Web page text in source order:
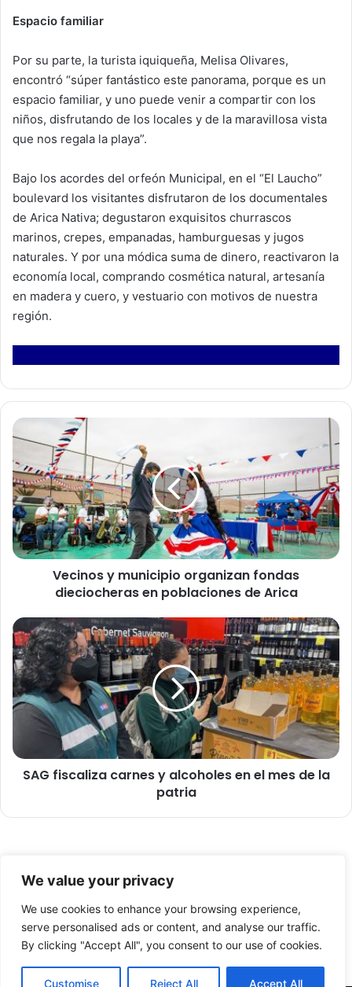
We value your privacy
We use cookies to enhance your browsing experience,
serve personalised ads or content, and analyse our traffic.
By clicking "Accept All", you consent to our use of cookies.
Customise Reject All Accept All
Espacio familiar
Por su parte, la turista iquiqueña, Melisa Olivares,
encontró “súper fantástico este panorama, porque es un
espacio familiar, y uno puede venir a compartir con los
niños, disfrutando de los locales y de la maravillosa vista
que nos regala la playa”.
Bajo los acordes del orfeón Municipal, en el “El Laucho”
boulevard los visitantes disfrutaron de los documentales
de Arica Nativa; degustaron exquisitos churrascos
marinos, crepes, empanadas, hamburguesas y jugos
naturales. Y por una módica suma de dinero, reactivaron la
economía local, comprando cosmética natural, artesanía
en madera y cuero, y vestuario con motivos de nuestra
región.
V
e
c
i
n
o
s
y
m
c
i
p
i
o
o
a
a
Vecinos y municipio organizan fondas
dieciocheras en poblaciones de Arica
S
A
G
f
i
s
l
SAG fiscaliza carnes y alcoholes en el mes de la
patria
Nosotros
Facebook
X YouTube